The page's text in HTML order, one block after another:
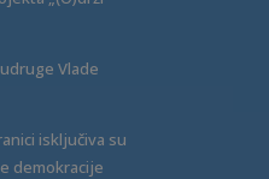
Vlade
isključiva su
demokracije